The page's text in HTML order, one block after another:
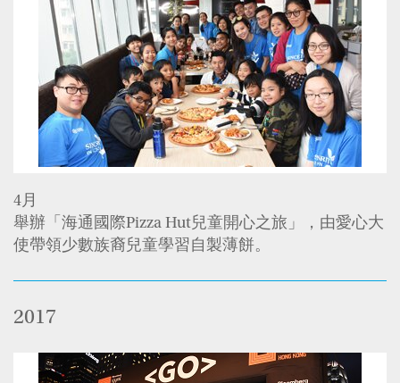
4月
舉辦「海通國際Pizza Hut兒童開心之旅」，由愛心大
使帶領少數族裔兒童學習自製薄餅。
2017